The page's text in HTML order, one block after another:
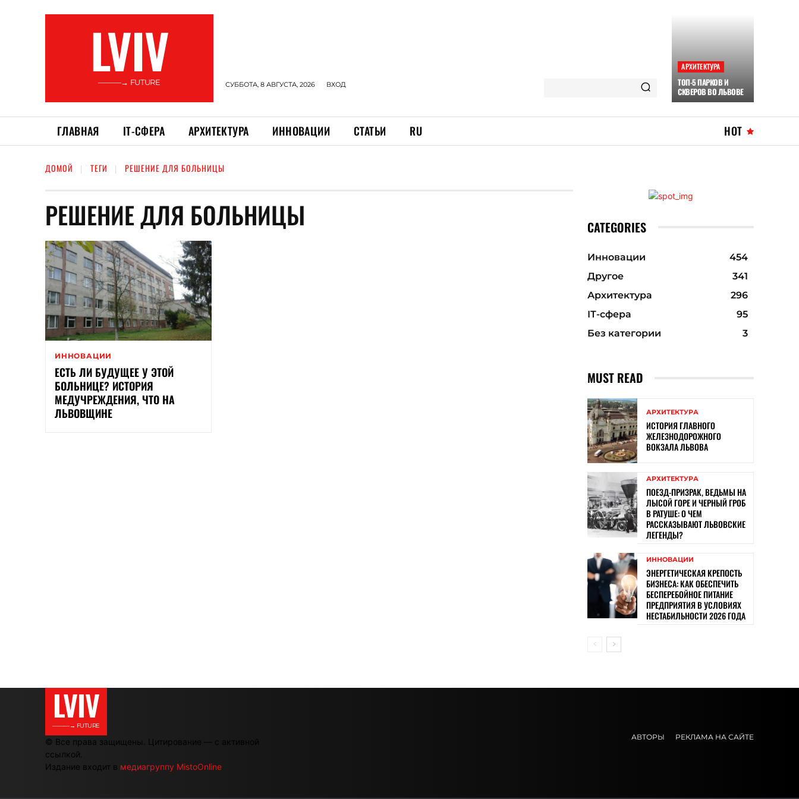
LVIV
———→ FUTURE СУББОТА, 8 АВГУСТА, 2026 ВХОД
АРХИТЕКТУРА
ТОП-5 ПАРКОВ И
СКВЕРОВ ВО ЛЬВОВЕ
ГЛАВНАЯ ІТ-СФЕРА АРХИТЕКТУРА ИННОВАЦИИ СТАТЬИ RU HOT
ДОМОЙ ТЕГИ РЕШЕНИЕ ДЛЯ БОЛЬНИЦЫ
РЕШЕНИЕ ДЛЯ БОЛЬНИЦЫ
ИННОВАЦИИ
ЕСТЬ ЛИ БУДУЩЕЕ У ЭТОЙ
БОЛЬНИЦЕ? ИСТОРИЯ
МЕДУЧРЕЖДЕНИЯ, ЧТО НА
ЛЬВОВЩИНЕ
CATEGORIES
Инновации
454
Другое
341
Архитектура
296
ІТ-сфера
95
Без категории
3
MUST READ
АРХИТЕКТУРА
ИСТОРИЯ ГЛАВНОГО
ЖЕЛЕЗНОДОРОЖНОГО
ВОКЗАЛА ЛЬВОВА
АРХИТЕКТУРА
ПОЕЗД-ПРИЗРАК, ВЕДЬМЫ НА
ЛЫСОЙ ГОРЕ И ЧЕРНЫЙ ГРОБ
В РАТУШЕ: О ЧЕМ
РАССКАЗЫВАЮТ ЛЬВОВСКИЕ
ЛЕГЕНДЫ?
ИННОВАЦИИ
ЭНЕРГЕТИЧЕСКАЯ КРЕПОСТЬ
БИЗНЕСА: КАК ОБЕСПЕЧИТЬ
БЕСПЕРЕБОЙНОЕ ПИТАНИЕ
ПРЕДПРИЯТИЯ В УСЛОВИЯХ
НЕСТАБИЛЬНОСТИ 2026 ГОДА
LVIV
———→ FUTURE
© Все права защищены. Цитирование — с активной
ссылкой.
Издание входит в медиагруппу MistoOnline
АВТОРЫ РЕКЛАМА НА САЙТЕ